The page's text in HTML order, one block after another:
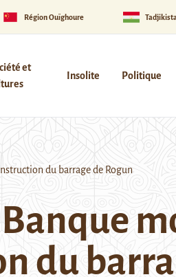
Région Ouïghoure
et
Insolite Politique
du barrage de Rogun
du